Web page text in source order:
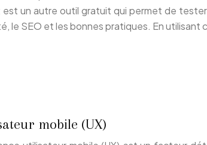
un autre outil gratuit qui permet de
le SEO et les bonnes pratiques. En
mobile (UX)